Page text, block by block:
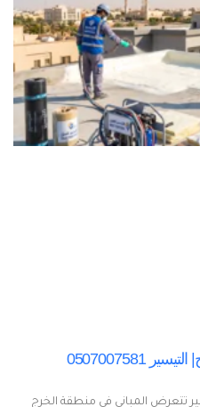
تتعرض المباني في منطقة الخرج